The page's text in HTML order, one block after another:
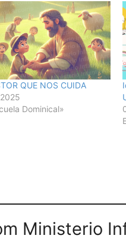
QUE NOS CUIDA
Dominical»
Ministerio